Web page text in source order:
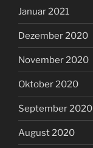
Januar 2021
Dezember 2020
November 2020
Oktober 2020
September 2020
August 2020